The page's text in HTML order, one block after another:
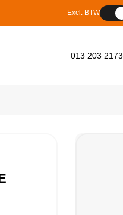
Excl. BTW
013 203 2173